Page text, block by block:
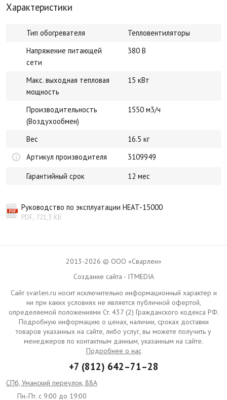
Характеристики
Тип обогревателя
Тепловентиляторы
Напряжение питающей
сети
380 В
Макс. выходная тепловая
мощность
15 кВт
Производительность
(Воздухообмен)
1550 м3/ч
Вес
16.5 кг
Артикул производителя
3109949
Гарантийный срок
12 мес
Руководство по эксплуатации HEAT-15000
PDF, 721,3 КБ
2013-2026 © ООО «Сварлен»
Создание сайта - ITMEDIA
Сайт svarlen.ru носит исключительно информационный характер и
ни при каких условиях не является публичной офертой,
определяемой положениями Ст. 437 (2) Гражданского кодекса РФ.
Подробную информацию о ценах, наличии, сроках доставки
товаров указанных на сайте, либо услуг, вы можете получить у
менеджеров по контактным данным, указанным на сайте.
Подробнее о нас
+7 (812) 642–71–28
СПб, Уманский переулок, 88А
Пн.-Пт. с 9:00 до 19:00